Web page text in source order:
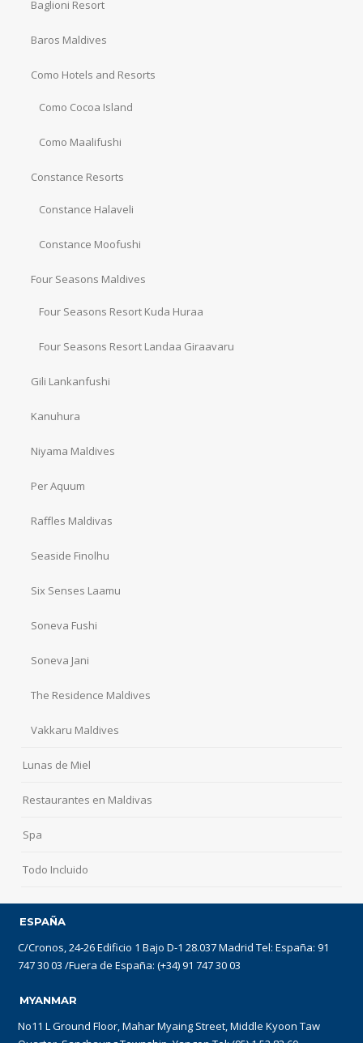
Baglioni Resort
Baros Maldives
Como Hotels and Resorts
Como Cocoa Island
Como Maalifushi
Constance Resorts
Constance Halaveli
Constance Moofushi
Four Seasons Maldives
Four Seasons Resort Kuda Huraa
Four Seasons Resort Landaa Giraavaru
Gili Lankanfushi
Kanuhura
Niyama Maldives
Per Aquum
Raffles Maldivas
Seaside Finolhu
Six Senses Laamu
Soneva Fushi
Soneva Jani
The Residence Maldives
Vakkaru Maldives
Lunas de Miel
Restaurantes en Maldivas
Spa
Todo Incluido
ESPAÑA
C/Cronos, 24-26 Edificio 1 Bajo D-1 28.037 Madrid Tel: España: 91
747 30 03 /Fuera de España: (+34) 91 747 30 03
MYANMAR
No11 L Ground Floor, Mahar Myaing Street, Middle Kyoon Taw